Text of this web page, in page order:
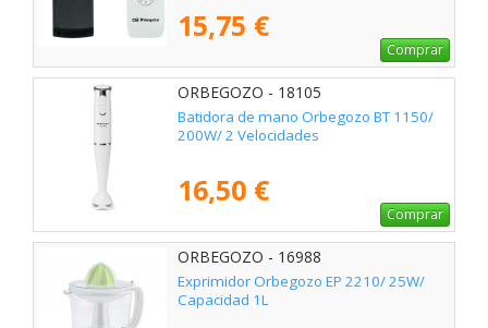
15,75 €
Comprar
ORBEGOZO - 18105
Batidora de mano Orbegozo BT 1150/
200W/ 2 Velocidades
16,50 €
Comprar
ORBEGOZO - 16988
Exprimidor Orbegozo EP 2210/ 25W/
Capacidad 1L